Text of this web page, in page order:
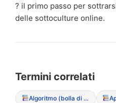
? il primo passo per
delle sottoculture online.
Termini correlati
Algoritmo (bolla di filtraggio dei contenuti DCA)